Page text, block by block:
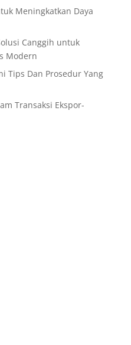
Meningkatkan Daya
Canggih untuk
Modern
Tips Dan Prosedur Yang
Transaksi Ekspor-